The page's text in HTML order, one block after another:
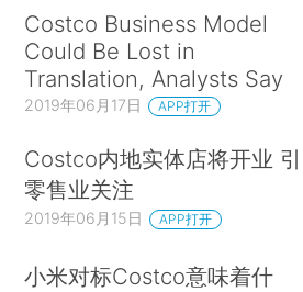
Costco Business Model
Could Be Lost in
Translation, Analysts Say
2019年06月17日 APP打开
Costco内地实体店将开业 引
零售业关注
2019年06月15日 APP打开
小米对标Costco意味着什